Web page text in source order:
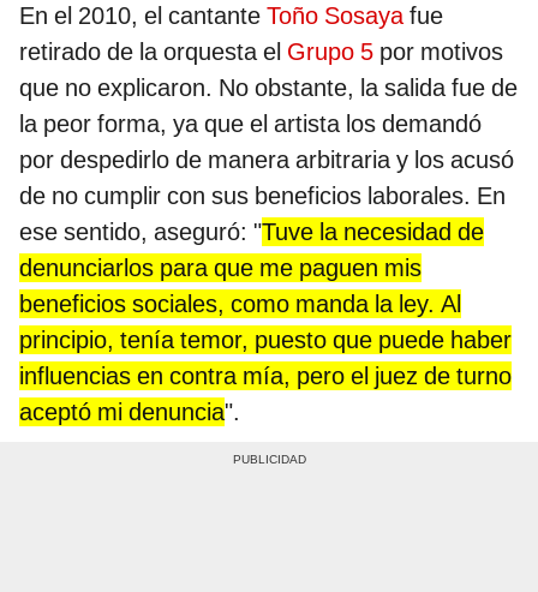
En el 2010, el cantante Toño Sosayafue
retirado de la orquesta el Grupo 5 por motivos
que no explicaron. No obstante, la salida fue de
la peor forma, ya que el artista los demandó
por despedirlo de manera arbitraria y los acusó
de no cumplir con sus beneficios laborales. En
ese sentido, aseguró: "Tuve la necesidad de
denunciarlos para que me paguen mis
beneficios sociales, como manda la ley. Al
principio, tenía temor, puesto que puede haber
influencias en contra mía, pero el juez de turno
aceptó mi denuncia".